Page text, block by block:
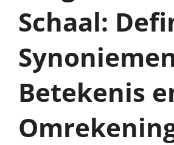
Schaal:
Betekenis